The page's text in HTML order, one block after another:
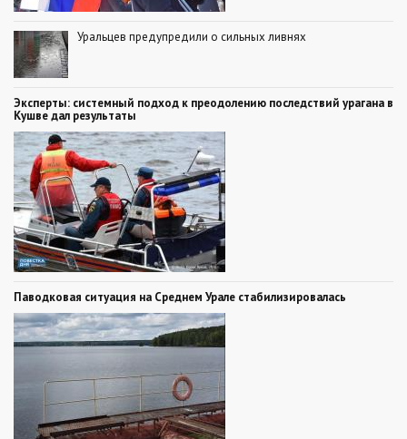
Уральцев предупредили о сильных ливнях
Эксперты: системный подход к преодолению последствий урагана в
Кушве дал результаты
Паводковая ситуация на Среднем Урале стабилизировалась